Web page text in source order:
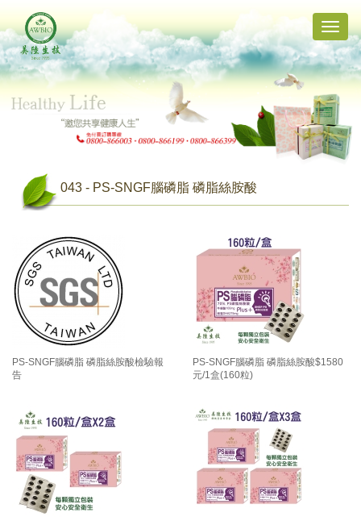
Toggle
043 - PS-SNGF腦磷脂 磷脂絲胺酸
PS-SNGF腦磷脂 磷脂絲胺酸檢驗報
告
PS-SNGF腦磷脂 磷脂絲胺酸$1580
元/1盒(160粒)